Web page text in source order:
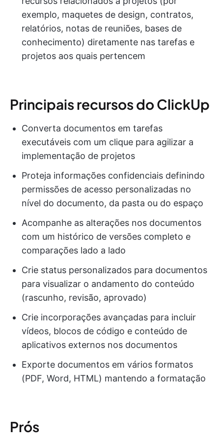
exemplo, maquetes de design, contratos,
relatórios, notas de reuniões, bases de
conhecimento) diretamente nas tarefas e
projetos aos quais pertencem
Principais recursos do ClickUp
Converta documentos em tarefas
executáveis com um clique para agilizar a
implementação de projetos
Proteja informações confidenciais definindo
permissões de acesso personalizadas no
nível do documento, da pasta ou do espaço
Acompanhe as alterações nos documentos
com um histórico de versões completo e
comparações lado a lado
Crie status personalizados para documentos
para visualizar o andamento do conteúdo
(rascunho, revisão, aprovado)
Crie incorporações avançadas para incluir
vídeos, blocos de código e conteúdo de
aplicativos externos nos documentos
Exporte documentos em vários formatos
(PDF, Word, HTML) mantendo a formatação
Prós